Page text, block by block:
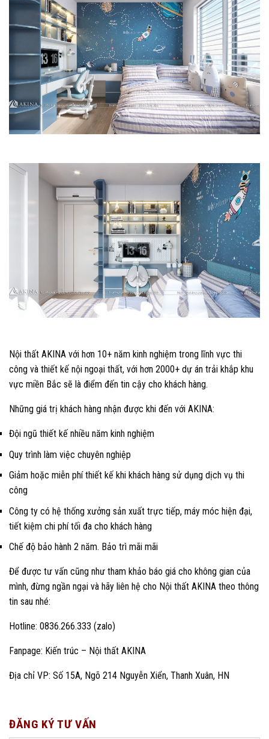
Nội thất AKINA với hơn 10+ năm kinh nghiệm trong lĩnh vực thi
công và thiết kế nội ngoại thất, với hơn 2000+ dự án trải khắp khu
vực miền Bắc sẽ là điểm đến tin cậy cho khách hàng.
Những giá trị khách hàng nhận được khi đến với AKINA:
Đội ngũ thiết kế nhiều năm kinh nghiệm
Quy trình làm việc chuyên nghiệp
Giảm hoặc miễn phí thiết kế khi khách hàng sử dụng dịch vụ thi
công
Công ty có hệ thống xưởng sản xuất trực tiếp, máy móc hiện đại,
tiết kiệm chi phí tối đa cho khách hàng
Chế độ bảo hành 2 năm. Bảo trì mãi mãi
Để được tư vấn cũng như tham khảo báo giá cho không gian của
mình, đừng ngần ngại và hãy liên hệ cho Nội thất AKINA theo thông
tin sau nhé:
Hotline: 0836.266.333 (zalo)
Fanpage: Kiến trúc – Nội thất AKINA
Địa chỉ VP: Số 15A, Ngõ 214 Nguyễn Xiển, Thanh Xuân, HN
ĐĂNG KÝ TƯ VẤN